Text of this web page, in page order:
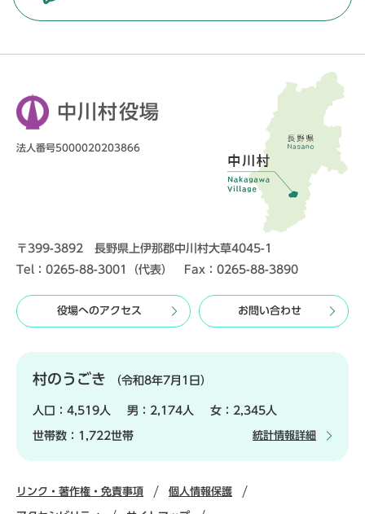
中川村役場
法人番号5000020203866
〒399-3892 長野県上伊那郡中川村大草4045-1
Tel：0265-88-3001（代表） Fax：0265-88-3890
役場へのアクセス お問い合わせ
村のうごき （令和8年7月1日）
人口： 4,519人 男： 2,174人 女： 2,345人
世帯数： 1,722世帯 統計情報詳細
リンク・著作権・免責事項 個人情報保護